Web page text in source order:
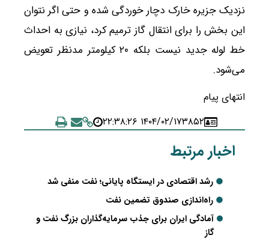
نزدیک جزیره خارک دچار خوردگی شده و حتی اگر نتوان
این بخش را برای انتقال گاز ترمیم کرد، نیازی به احداث
خط لوله جدید نیست بلکه ۲۰ کیلومتر مدنظر تعویض
می‌شود.
انتهای پیام
۳۸۵۲۱۴۰۴/۰۲/۱۷ ۲۲:۳۸:۲۶
اخبار مرتبط
رشد اقتصادی در ایستگاه پایانی؛ نفت منفی شد
راه‌اندازی صندوق تضمین نفت
آمادگی ایران برای جذب سرمایه‌گذاران بزرگ نفت و
گاز